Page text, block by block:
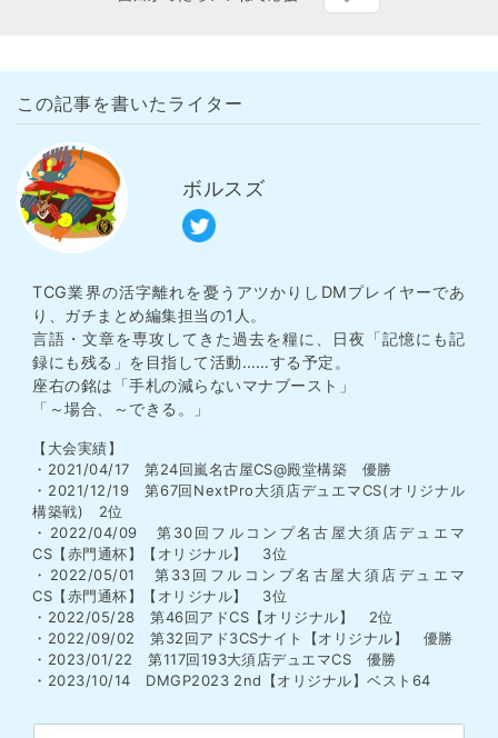
この記事を書いたライター
ボルスズ
TCG業界の活字離れを憂うアツかりしDMプレイヤーであ
り、ガチまとめ編集担当の1人。
言語・文章を専攻してきた過去を糧に、日夜「記憶にも記
録にも残る」を目指して活動……する予定。
座右の銘は「手札の減らないマナブースト」
「～場合、～できる。」
【大会実績】
・2021/04/17 第24回嵐名古屋CS@殿堂構築 優勝
・2021/12/19 第67回NextPro大須店デュエマCS(オリジナル
構築戦) 2位
・2022/04/09 第30回フルコンプ名古屋大須店デュエマ
CS【赤門通杯】【オリジナル】 3位
・2022/05/01 第33回フルコンプ名古屋大須店デュエマ
CS【赤門通杯】【オリジナル】 3位
・2022/05/28 第46回アドCS【オリジナル】 2位
・2022/09/02 第32回アド3CSナイト【オリジナル】 優勝
・2023/01/22 第117回193大須店デュエマCS 優勝
・2023/10/14 DMGP2023 2nd【オリジナル】ベスト64